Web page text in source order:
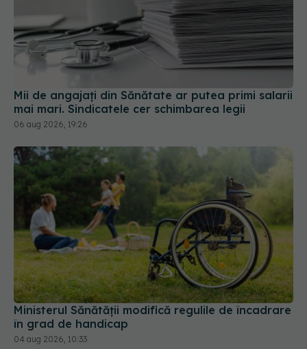
Mii de angajați din Sănătate ar putea primi salarii
mai mari. Sindicatele cer schimbarea legii
06 aug 2026, 19:26
Ministerul Sănătății modifică regulile de încadrare
în grad de handicap
04 aug 2026, 10:33